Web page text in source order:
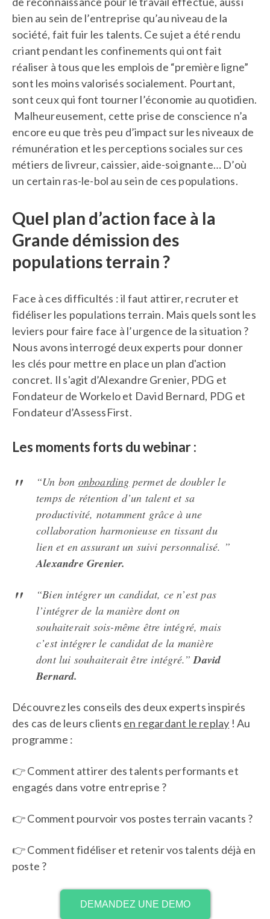
bien au sein de l’entreprise qu’au niveau de la
société, fait fuir les talents. Ce sujet a été rendu
criant pendant les confinements qui ont fait
réaliser à tous que les emplois de “première ligne”
sont les moins valorisés socialement. Pourtant,
sont ceux qui font tourner l’économie au quotidien.
Malheureusement, cette prise de conscience n’a
encore eu que très peu d’impact sur les niveaux de
rémunération et les perceptions sociales sur ces
métiers de livreur, caissier, aide-soignante… D’où
un certain ras-le-bol au sein de ces populations.
Quel plan d’action face à la
Grande démission des
populations terrain ?
Face à ces difficultés : il faut attirer, recruter et
fidéliser les populations terrain. Mais quels sont les
leviers pour faire face à l’urgence de la situation ?
Nous avons interrogé deux experts pour donner
les clés pour mettre en place un plan d'action
concret. Il s'agit d’Alexandre Grenier, PDG et
Fondateur de Workelo et David Bernard, PDG et
Fondateur d’AssessFirst.
Les moments forts du webinar :
“Un bon onboarding permet de doubler le
temps de rétention d’un talent et sa
productivité, notamment grâce à une
collaboration harmonieuse en tissant du
lien et en assurant un suivi personnalisé. ”
Alexandre Grenier.
“Bien intégrer un candidat, ce n’est pas
l’intégrer de la manière dont on
souhaiterait sois-même être intégré, mais
c’est intégrer le candidat de la manière
dont lui souhaiterait être intégré.”David
Bernard.
Découvrez les conseils des deux experts inspirés
des cas de leurs clients en regardant le replay ! Au
programme :
👉 Comment attirer des talents performants et
engagés dans votre entreprise ?
👉 Comment pourvoir vos postes terrain vacants ?
👉 Comment fidéliser et retenir vos talents déjà en
poste ?
DEMANDEZ UNE DEMO